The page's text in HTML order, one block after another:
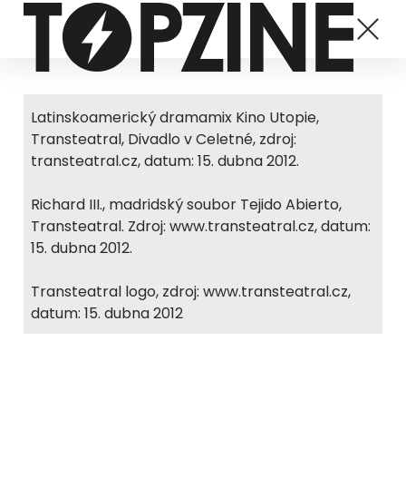
Latinskoamerický dramamix Kino Utopie,
Transteatral, Divadlo v Celetné, zdroj:
transteatral.cz, datum: 15. dubna 2012.
Richard III., madridský soubor Tejido Abierto,
Transteatral. Zdroj: www.transteatral.cz, datum:
15. dubna 2012.
Transteatral logo, zdroj: www.transteatral.cz,
datum: 15. dubna 2012